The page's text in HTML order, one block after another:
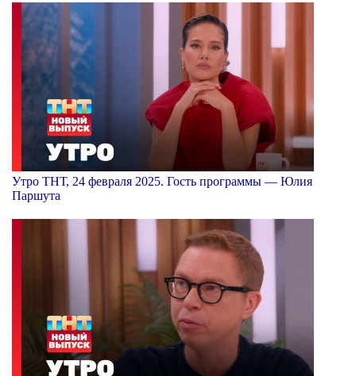
Утро ТНТ, 24 февраля 2025. Гость программы — Юлия
Паршута